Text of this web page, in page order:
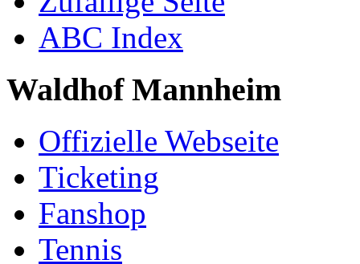
ABC Index
Waldhof Mannheim
Offizielle Webseite
Ticketing
Fanshop
Tennis